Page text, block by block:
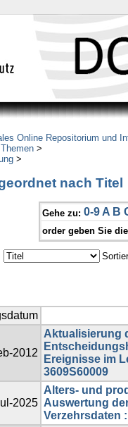
Online Repositorium und
>
>
nach Titel
Gehe zu: 0-9 A B
order geben Sie
2012
Aktualisierung
Ereignisse im
3609S60009
2025
Alters- und
Auswertung
Verzehrsdaten